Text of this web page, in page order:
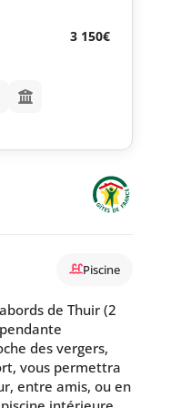
Piscine
de Thuir (2
des vergers,
vous permettra
entre amis, ou en
3 150€